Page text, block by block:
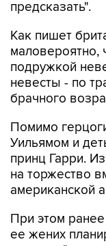
предсказать".
Как пишет
маловероятно,
подружкой
невесты - по
брачного
Помимо
Уильямом и
принц Гарри.
на торжество
американской
При этом
ее жених